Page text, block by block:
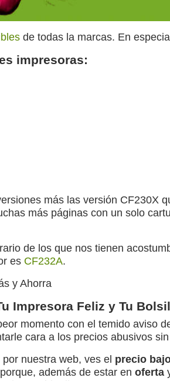
de todas la marcas. En
impresoras:
más las versión CF230X
más páginas con un solo
de los que nos tienen
es CF232A.
y Ahorra
Impresora Feliz y Tu
momento con el temido aviso
cara a los precios abusivos
nuestra web, ves el precio
porque, además de estar en oferta